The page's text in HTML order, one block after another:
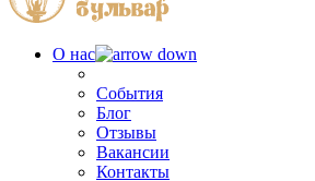
О нас
События
Блог
Отзывы
Вакансии
Контакты